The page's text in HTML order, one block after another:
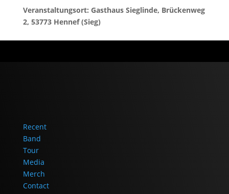
Veranstaltungsort: Gasthaus Sieglinde, Brückenweg
2, 53773 Hennef (Sieg)
Recent
Band
Tour
Media
Merch
Contact